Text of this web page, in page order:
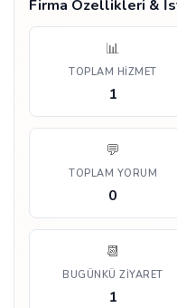
Firma Özellikleri &
📊
TOPLAM HIZMET
1
💬
TOPLAM YORUM
0
📆
BUGÜNKÜ ZIYARET
1